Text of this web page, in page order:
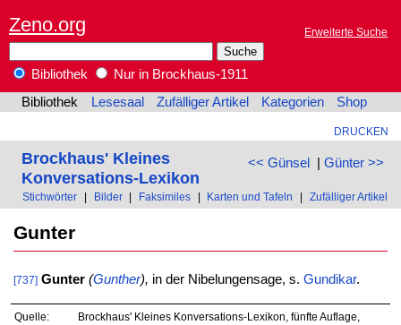
Zeno.org Erweiterte Suche
Bibliothek
Nur in Brockhaus-1911
Bibliothek
Lesesaal Zufälliger Artikel Kategorien Shop
DRUCKEN
<< Günsel| Günter >>
Brockhaus' Kleines
Konversations-Lexikon
Stichwörter Bilder Faksimiles Karten und Tafeln Zufälliger Artikel
Gunter
[737] Gunter (Gunther), in der Nibelungensage, s. Gundikar.
Quelle:
Brockhaus' Kleines Konversations-Lexikon, fünfte Auflage,